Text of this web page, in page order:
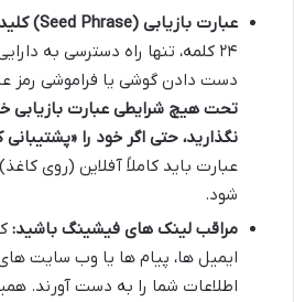
عبارت بازیابی (Seed Phrase) کلید طلایی شماست:
۲۴ کلمه، تنها راه دسترسی به
دست دادن گوشی یا فراموشی رمز
تحت هیچ شرایطی عبارت بازیابی
نگذارید، حتی اگر خود را
عبارت باید کاملاً آفلاین (روی
شود.
مراقب لینک های فیشینگ باشید:
ایمیل ها، پیام ها یا وب سایت
اطلاعات شما را به دست آورند.